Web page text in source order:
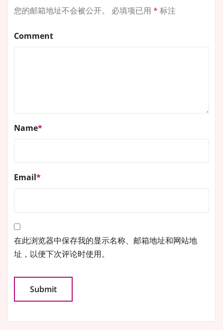
您的邮箱地址不会被公开。 必填项已用 * 标注
Comment
Name*
Email*
在此浏览器中保存我的显示名称、邮箱地址和网站地
址，以便下次评论时使用。